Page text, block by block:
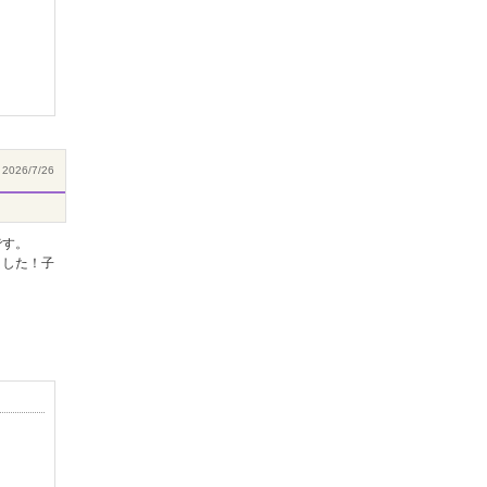
2026/7/26
。
た！子